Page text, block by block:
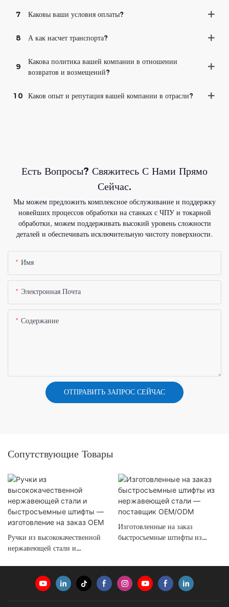
7 Каковы ваши условия оплаты?
8 А как насчет транспорта?
9
Какова политика вашей компании в отношении
возвратов и возмещений?
10 Каков опыт и репутация вашей компании в отрасли?
Есть Вопросы? Свяжитесь С Нами Прямо
Сейчас.
Мы можем предложить комплексное обслуживание и поддержку
новейших процессов обработки на станках с ЧПУ и токарной
обработки, можем поддерживать высокий уровень сложности
деталей и обеспечивать исключительную чистоту поверхности.
Имя
Электронная Почта
Содержание
ОТПРАВИТЬ ЗАПРОС СЕЙЧАС
Сопутствующие Товары
Ручки из высококачественной
нержавеющей стали и
Изготовленные на заказ
быстросъемные штифты из